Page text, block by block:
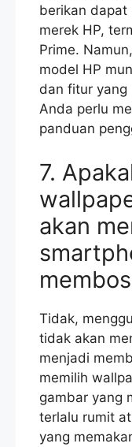
berikan dapat
merek HP,
Prime.
model HP
dan fitur yang
Anda perlu
panduan
7.
akan
Tidak,
tidak akan
menjadi
memilih
gambar yang
terlalu rumit
yang